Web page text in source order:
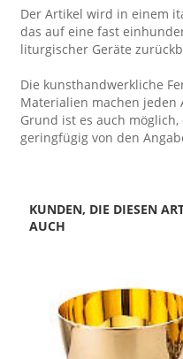
Der Artikel wird in einem
das auf eine fast
liturgischer Geräte
Die kunsthandwerkliche
Materialien machen jeden
Grund ist es auch
geringfügig von den
KUNDEN, DIE DIESEN
AUCH